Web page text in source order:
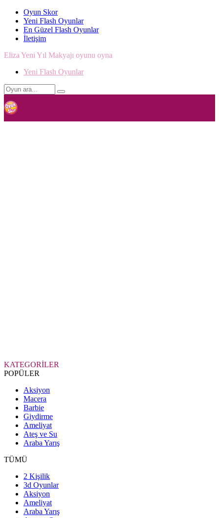
Oyun Skor
Yeni Flash Oyunlar
En Güzel Flash Oyunlar
İletişim
Eliza Yeni Yıl Makyajı oyunu oyna
Yeni Flash Oyunlar
KATEGORİLER
POPÜLER
Aksiyon
Macera
Barbie
Giydirme
Ameliyat
Ateş ve Su
Araba Yarış
TÜMÜ
2 Kişilik
3d Oyunlar
Aksiyon
Ameliyat
Araba Yarış